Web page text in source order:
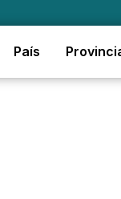
País